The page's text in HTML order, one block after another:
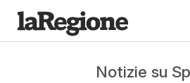
Notizie su